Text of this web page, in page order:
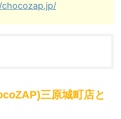
三原城町店と